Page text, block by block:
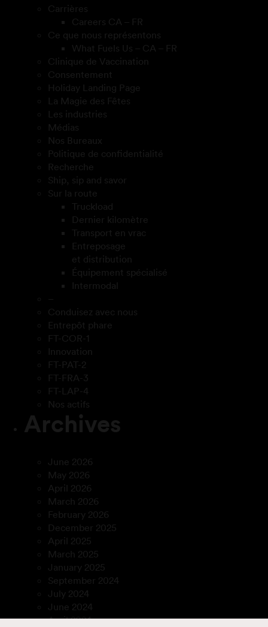
Carrières
Careers CA – FR
Ce que nous représentons
What Fuels Us – CA – FR
Clinique de Vaccination
Consentement
Holiday Landing Page
La Magie des Fêtes
Les industries
Médias
Nos Bureaux
Politique de confidentialité
Recherche
Ship, sip and savor
Sur la route
Truckload
Dernier kilomètre
Transport en vrac
Entreposage
et distribution
Équipement spécialisé
Intermodal
–
Conduisez avec nous
Entrepôt phare
FT-COR-1
Innovation
FT-PAT-2
FT-FRA-3
FT-LAP-4
Nos actifs
Archives
June 2026
May 2026
April 2026
March 2026
February 2026
December 2025
April 2025
March 2025
January 2025
September 2024
July 2024
June 2024
April 2024